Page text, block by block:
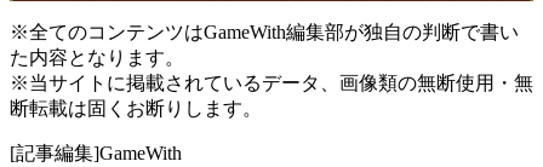
※全てのコンテンツはGameWith編集部が独自の判断で書い
た内容となります。
※当サイトに掲載されているデータ、画像類の無断使用・無
断転載は固くお断りします。
[記事編集]GameWith